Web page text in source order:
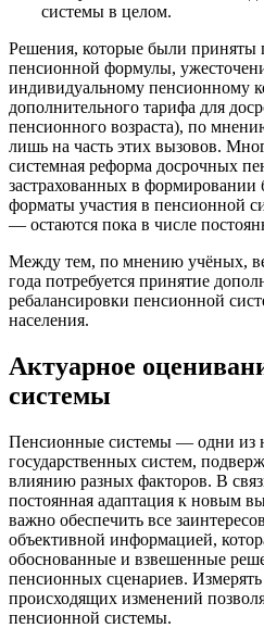
системы в целом.
Решения, которые были приняты
пенсионной формулы,
индивидуальному пенсионному
дополнительного тарифа для
пенсионного возраста), по
лишь на часть этих вызовов.
системная реформа досрочных
застрахованных в
форматы участия в пенсионной
— остаются пока в числе
Между тем, по мнению учёных,
года потребуется принятие
ребалансировки пенсионной
населения.
Актуарное
системы
Пенсионные системы — одни из
государственных систем,
влиянию разных факторов. В
постоянная адаптация к новым
важно обеспечить все
объективной информацией,
обоснованные и взвешенные
пенсионных сценариев.
происходящих изменений
пенсионной системы.